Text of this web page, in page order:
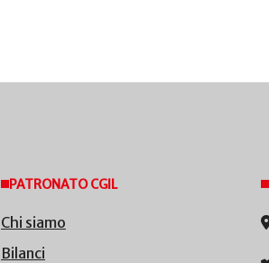
PATRONATO CGIL
Chi siamo
Bilanci